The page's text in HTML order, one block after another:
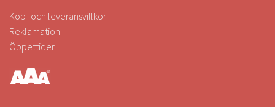
Köp- och leveransvillkor
Reklamation
Öppettider